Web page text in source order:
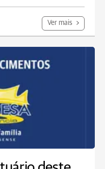
Ver mais